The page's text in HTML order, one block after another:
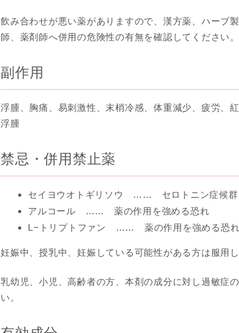
飲み合わせが悪い薬がありますので、漢方薬、ハーブ
師、薬剤師へ併用の危険性の有無を確認してください。
副作用
浮腫、胸痛、易刺激性、末梢冷感、体重減少、疲労、
浮腫
禁忌・併用禁止薬
セイヨウオトギリソウ
セロトニン症候
アルコール
薬の作用を強める恐れ
L−トリプトファン
薬の作用を強める恐れ
妊娠中、授乳中、妊娠している可能性がある方は服用し
乳幼児、小児、高齢者の方、本剤の成分に対し過敏症
い。